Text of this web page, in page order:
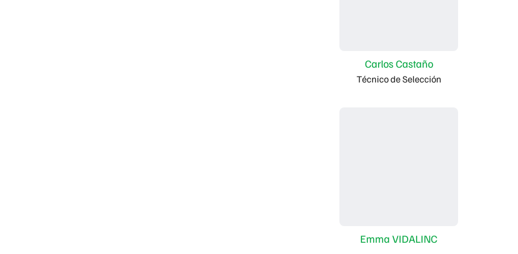
Carlos Castaño
Técnico de Selección
Emma VIDALINC